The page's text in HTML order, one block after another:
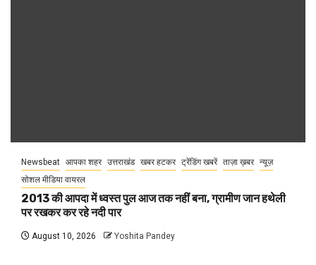
Newsbeat आपका शहर उत्तराखंड खबर हटकर ट्रेंडिंग खबरें ताज़ा ख़बर न्यूज़
सोशल मीडिया वायरल
2013 की आपदा में ध्वस्त पुल आज तक नहीं बना, ग्रामीण जान हथेली
पर रखकर कर रहे नदी पार
August 10, 2026 Yoshita Pandey